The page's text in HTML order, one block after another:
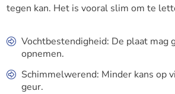
tegen kan. Het is vooral slim om te
Vochtbestendigheid: De plaat mag
opnemen.
Schimmelwerend: Minder kans op
geur.